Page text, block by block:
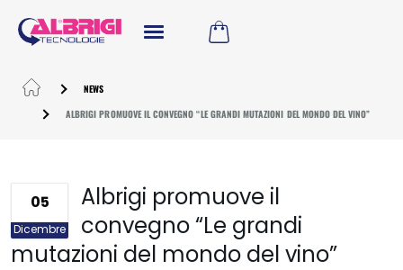
NEWS
ALBRIGI PROMUOVE IL CONVEGNO “LE GRANDI MUTAZIONI DEL MONDO DEL VINO”
05
Dicembre
Albrigi promuove il
convegno “Le grandi
mutazioni del mondo del vino”